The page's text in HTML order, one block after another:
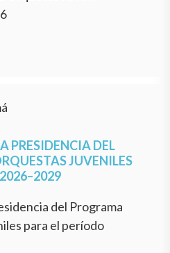
PRESIDENCIA DEL
JUVENILES
del Programa
para el período